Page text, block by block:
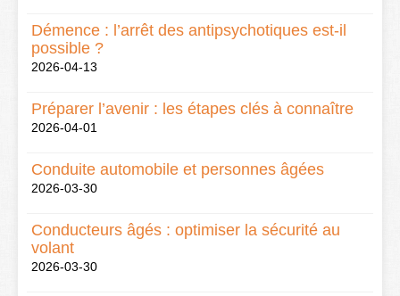
Démence : l’arrêt des antipsychotiques est-il
possible ?
2026-04-13
Préparer l’avenir : les étapes clés à connaître
2026-04-01
Conduite automobile et personnes âgées
2026-03-30
Conducteurs âgés : optimiser la sécurité au
volant
2026-03-30